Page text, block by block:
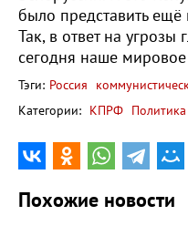
было представить ещё
Так, в ответ на угрозы
сегодня наше
Тэги: Россия
Категории: КПРФ Политика
Похожие новости